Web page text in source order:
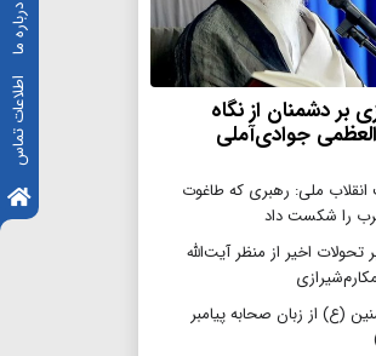
درباره ما
اطلاعات تماس بر دشمنان از نگاه
جوادی‌آملی
ملی: رهبری که طاغوت
را شکست داد
تحولات اخیر از منظر آیت‌الله
(ع) از زبان صحابه پیامبر